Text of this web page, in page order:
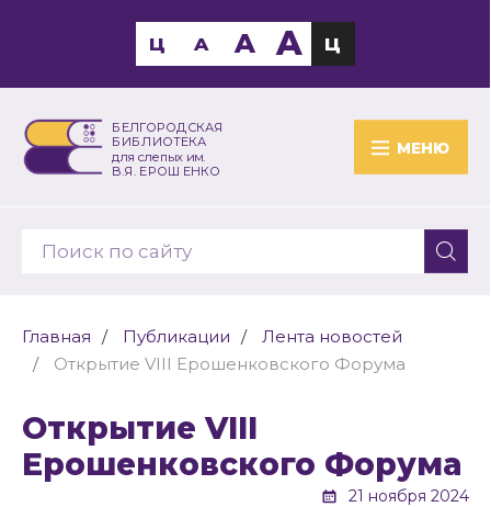
БЕЛГОРОДСКАЯ
БИБЛИОТЕКА
для слепых им.
В.Я. ЕРОШЕНКО
МЕНЮ
Ц A A A Ц
Главная Публикации
Лента новостей
Открытие VIII Ерошенковского Форума
Открытие VIII
Ерошенковского Форума
21 ноября 2024